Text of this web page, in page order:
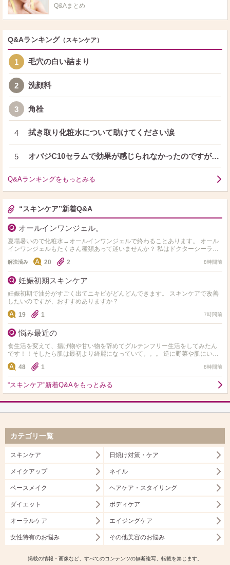
Q&Aまとめ
Q&Aランキング （スキンケア）
1 毛穴の白い詰まり
2 洗顔料
3 角栓
4 拭き取り化粧水について助けてください涙
5 オバジC10セラムで効果が感じられなかったのですが…
Q&Aランキングをもっとみる
“スキンケア”新着Q&A
オールインワンジェル。
夏場暑いので化粧水→オールインワンジェルで終わることあります。 オール
インワンジェルもたくさん種類あって迷いませんか？ 私はドクターシーラボ
のセンシティブジェル敏感肌用を使用してます。 オス…
解決済み 20 2 8時間前
妊娠初期スキンケア
妊娠初期で油分がすごく出てニキビがどんどんできます。 スキンケアで改善
したいのですが、おすすめありますか？
19
1 7時間前
悩み最近の
食生活を変えて、揚げ物や甘い物を辞めてグルテンフリー生活をしてみたん
です！！そしたら肌は最初より綺麗になっていて。。。 逆に野菜や肌にいい
ものしか食べれず 揚げ物や小麦やお菓子や米、味が濃ゆい…
48 1 8時間前
“スキンケア”新着Q&Aをもっとみる
カテゴリ一覧
スキンケア 日焼け対策・ケア
メイクアップ ネイル
ベースメイク ヘアケア・スタイリング
ダイエット ボディケア
オーラルケア エイジングケア
女性特有のお悩み その他美容のお悩み
掲載の情報・画像など、すべてのコンテンツの無断複写、転載を禁じます。